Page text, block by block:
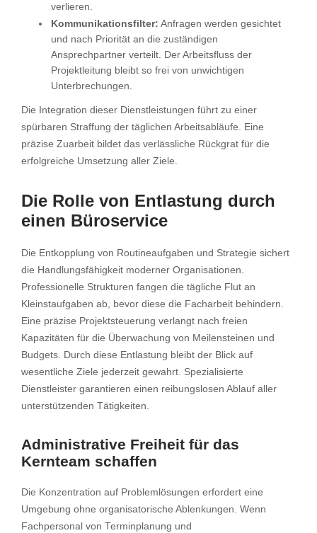
verlieren.
Kommunikationsfilter: Anfragen werden gesichtet
und nach Priorität an die zuständigen
Ansprechpartner verteilt. Der Arbeitsfluss der
Projektleitung bleibt so frei von unwichtigen
Unterbrechungen.
Die Integration dieser Dienstleistungen führt zu einer
spürbaren Straffung der täglichen Arbeitsabläufe. Eine
präzise Zuarbeit bildet das verlässliche Rückgrat für die
erfolgreiche Umsetzung aller Ziele.
Die Rolle von Entlastung durch
einen Büroservice
Die Entkopplung von Routineaufgaben und Strategie sichert
die Handlungsfähigkeit moderner Organisationen.
Professionelle Strukturen fangen die tägliche Flut an
Kleinstaufgaben ab, bevor diese die Facharbeit behindern.
Eine präzise Projektsteuerung verlangt nach freien
Kapazitäten für die Überwachung von Meilensteinen und
Budgets. Durch diese Entlastung bleibt der Blick auf
wesentliche Ziele jederzeit gewahrt. Spezialisierte
Dienstleister garantieren einen reibungslosen Ablauf aller
unterstützenden Tätigkeiten.
Administrative Freiheit für das
Kernteam schaffen
Die Konzentration auf Problemlösungen erfordert eine
Umgebung ohne organisatorische Ablenkungen. Wenn
Fachpersonal von Terminplanung und